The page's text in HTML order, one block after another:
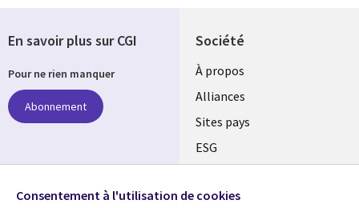
Société
À propos
Alliances
Sites pays
ESG
Fusions
En savoir plus sur CGI
Pour ne rien manquer
Abonnement
Suivez-nous
Consentement à l'utilisation de cookies